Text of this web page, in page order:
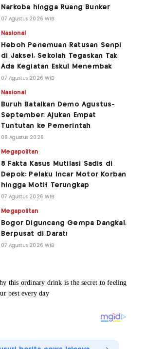
Narkoba hingga Ruang Bunker
07 Agustus 2026 WIB
Nasional
Heboh Penemuan Ratusan Senpi
di Jaksel, Sekolah Tegaskan Tak
Ada Kegiatan Eskul Menembak
07 Agustus 2026 WIB
Nasional
Buruh Batalkan Demo Agustus-
September, Ajukan Empat
Tuntutan ke Pemerintah
06 Agustus 2026
Megapolitan
8 Fakta Kasus Mutilasi Sadis di
Depok: Pelaku Incar Motor Korban
hingga Motif Terungkap
07 Agustus 2026 WIB
Megapolitan
Bogor Diguncang Gempa Dangkal,
Berpusat di Darat!
07 Agustus 2026 WIB